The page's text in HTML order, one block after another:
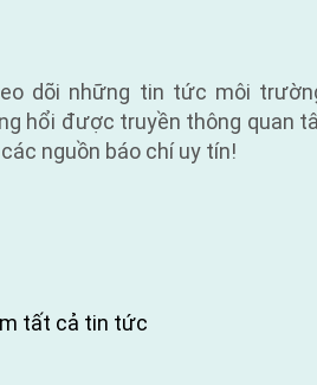
dõi những tin tức môi
hổi được truyền thông quan
nguồn báo chí uy tín!
tất cả tin tức